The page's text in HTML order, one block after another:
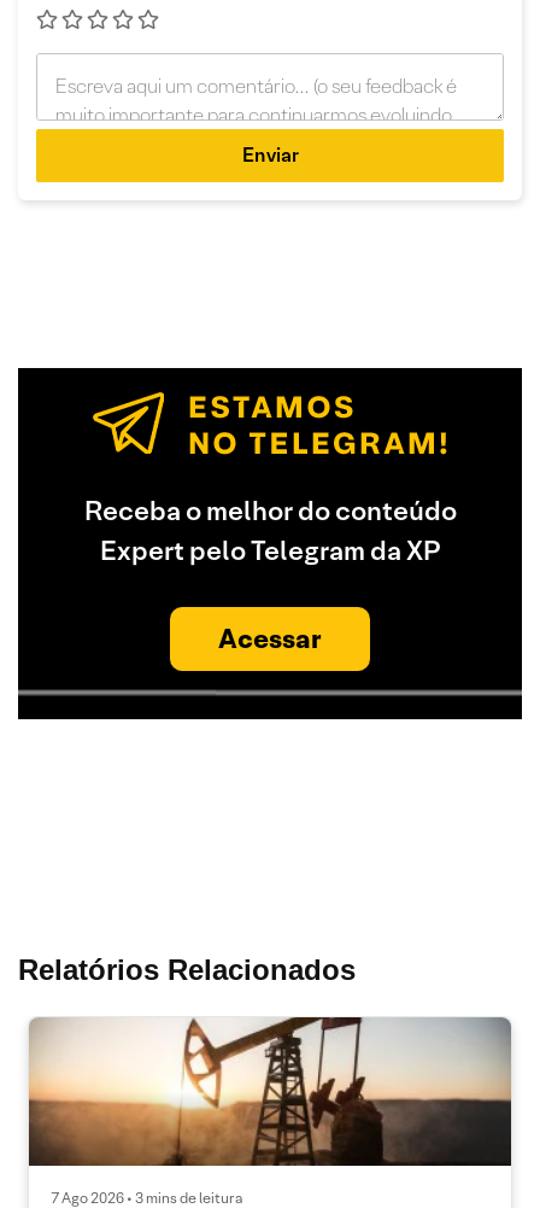
Enviar
Receba o melhor do conteúdo
Expert pelo Telegram da XP
Acessar
Relatórios Relacionados
7 Ago 2026 • 3 mins de leitura